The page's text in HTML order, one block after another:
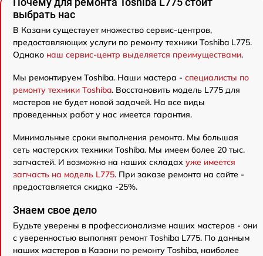
выбрать нас
В Казани существует множество сервис-центров,
предоставляющих услуги по ремонту техники Toshiba L775.
Однако наш сервис-центр выделяется преимуществами.
Мы ремонтируем Toshiba. Наши мастера - специалисты по
ремонту техники Toshiba. Восстановить модель L775 для
мастеров не будет новой задачей. На все виды
проведенных работ у нас имеется гарантия.
Минимальные сроки выполнения ремонта. Мы большая
сеть мастерских техники Toshiba. Мы имеем более 20 тыс.
запчастей. И возможно на наших складах уже имеется
запчасть на модель L775. При заказе ремонта на сайте -
предоставляется скидка -25%.
Знаем свое дело
Будьте уверены в профессионализме наших мастеров - они
с уверенностью выполнят ремонт Toshiba L775. По данным
наших мастеров в Казани по ремонту Toshiba, наиболее